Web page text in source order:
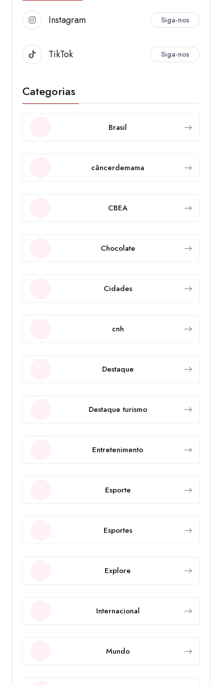
Instagram Siga-nos
TikTok Siga-nos
Categorias
Brasil
câncerdemama
CBEA
Chocolate
Cidades
cnh
Destaque
Destaque turismo
Entretenimento
Esporte
Esportes
Explore
Internacional
Mundo